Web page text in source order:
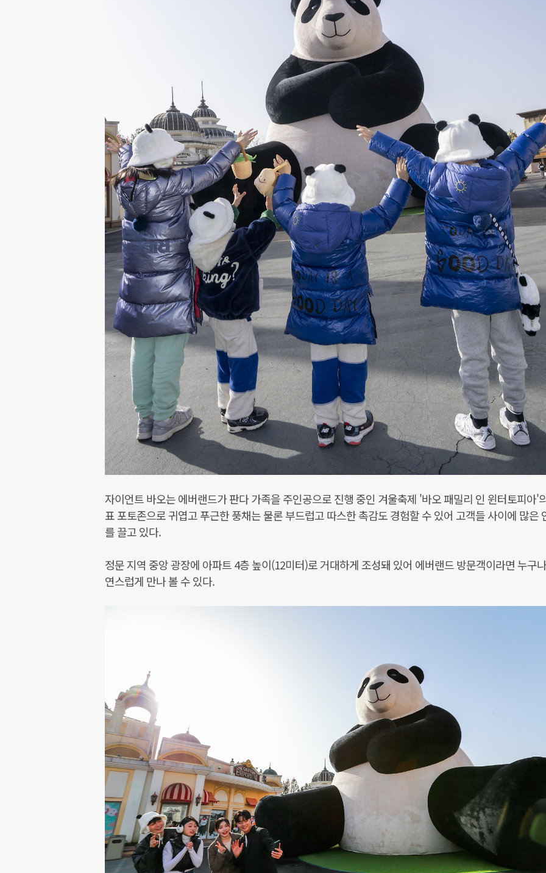
자이언트 바오는 에버랜드가 판다 가족을 주인공으로 진행 중인 겨울축제 '바오 패밀리 인 윈터토피아'
표 포토존으로 귀엽고 푸근한 풍채는 물론 부드럽고 따스한 촉감도 경험할 수 있어 고객들 사이에 많은
를 끌고 있다.
정문 지역 중앙 광장에 아파트 4층 높이(12미터)로 거대하게 조성돼 있어 에버랜드 방문객이라면 누구
연스럽게 만나 볼 수 있다.